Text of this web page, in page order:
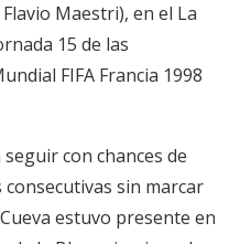
Maestri), en el La
15 de las
FIFA Francia 1998
con chances de
sin marcar
estuvo presente en